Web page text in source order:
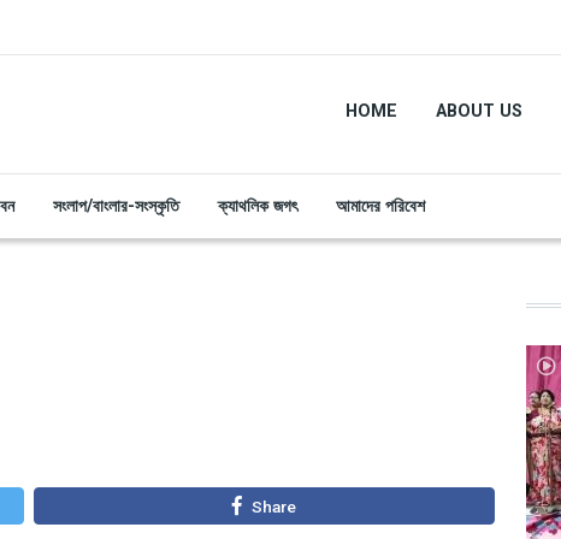
HOME ABOUT US
সংলাপ/বাংলার-সংস্কৃতি ক্যাথলিক জগৎ আমাদের পরিবেশ
Share